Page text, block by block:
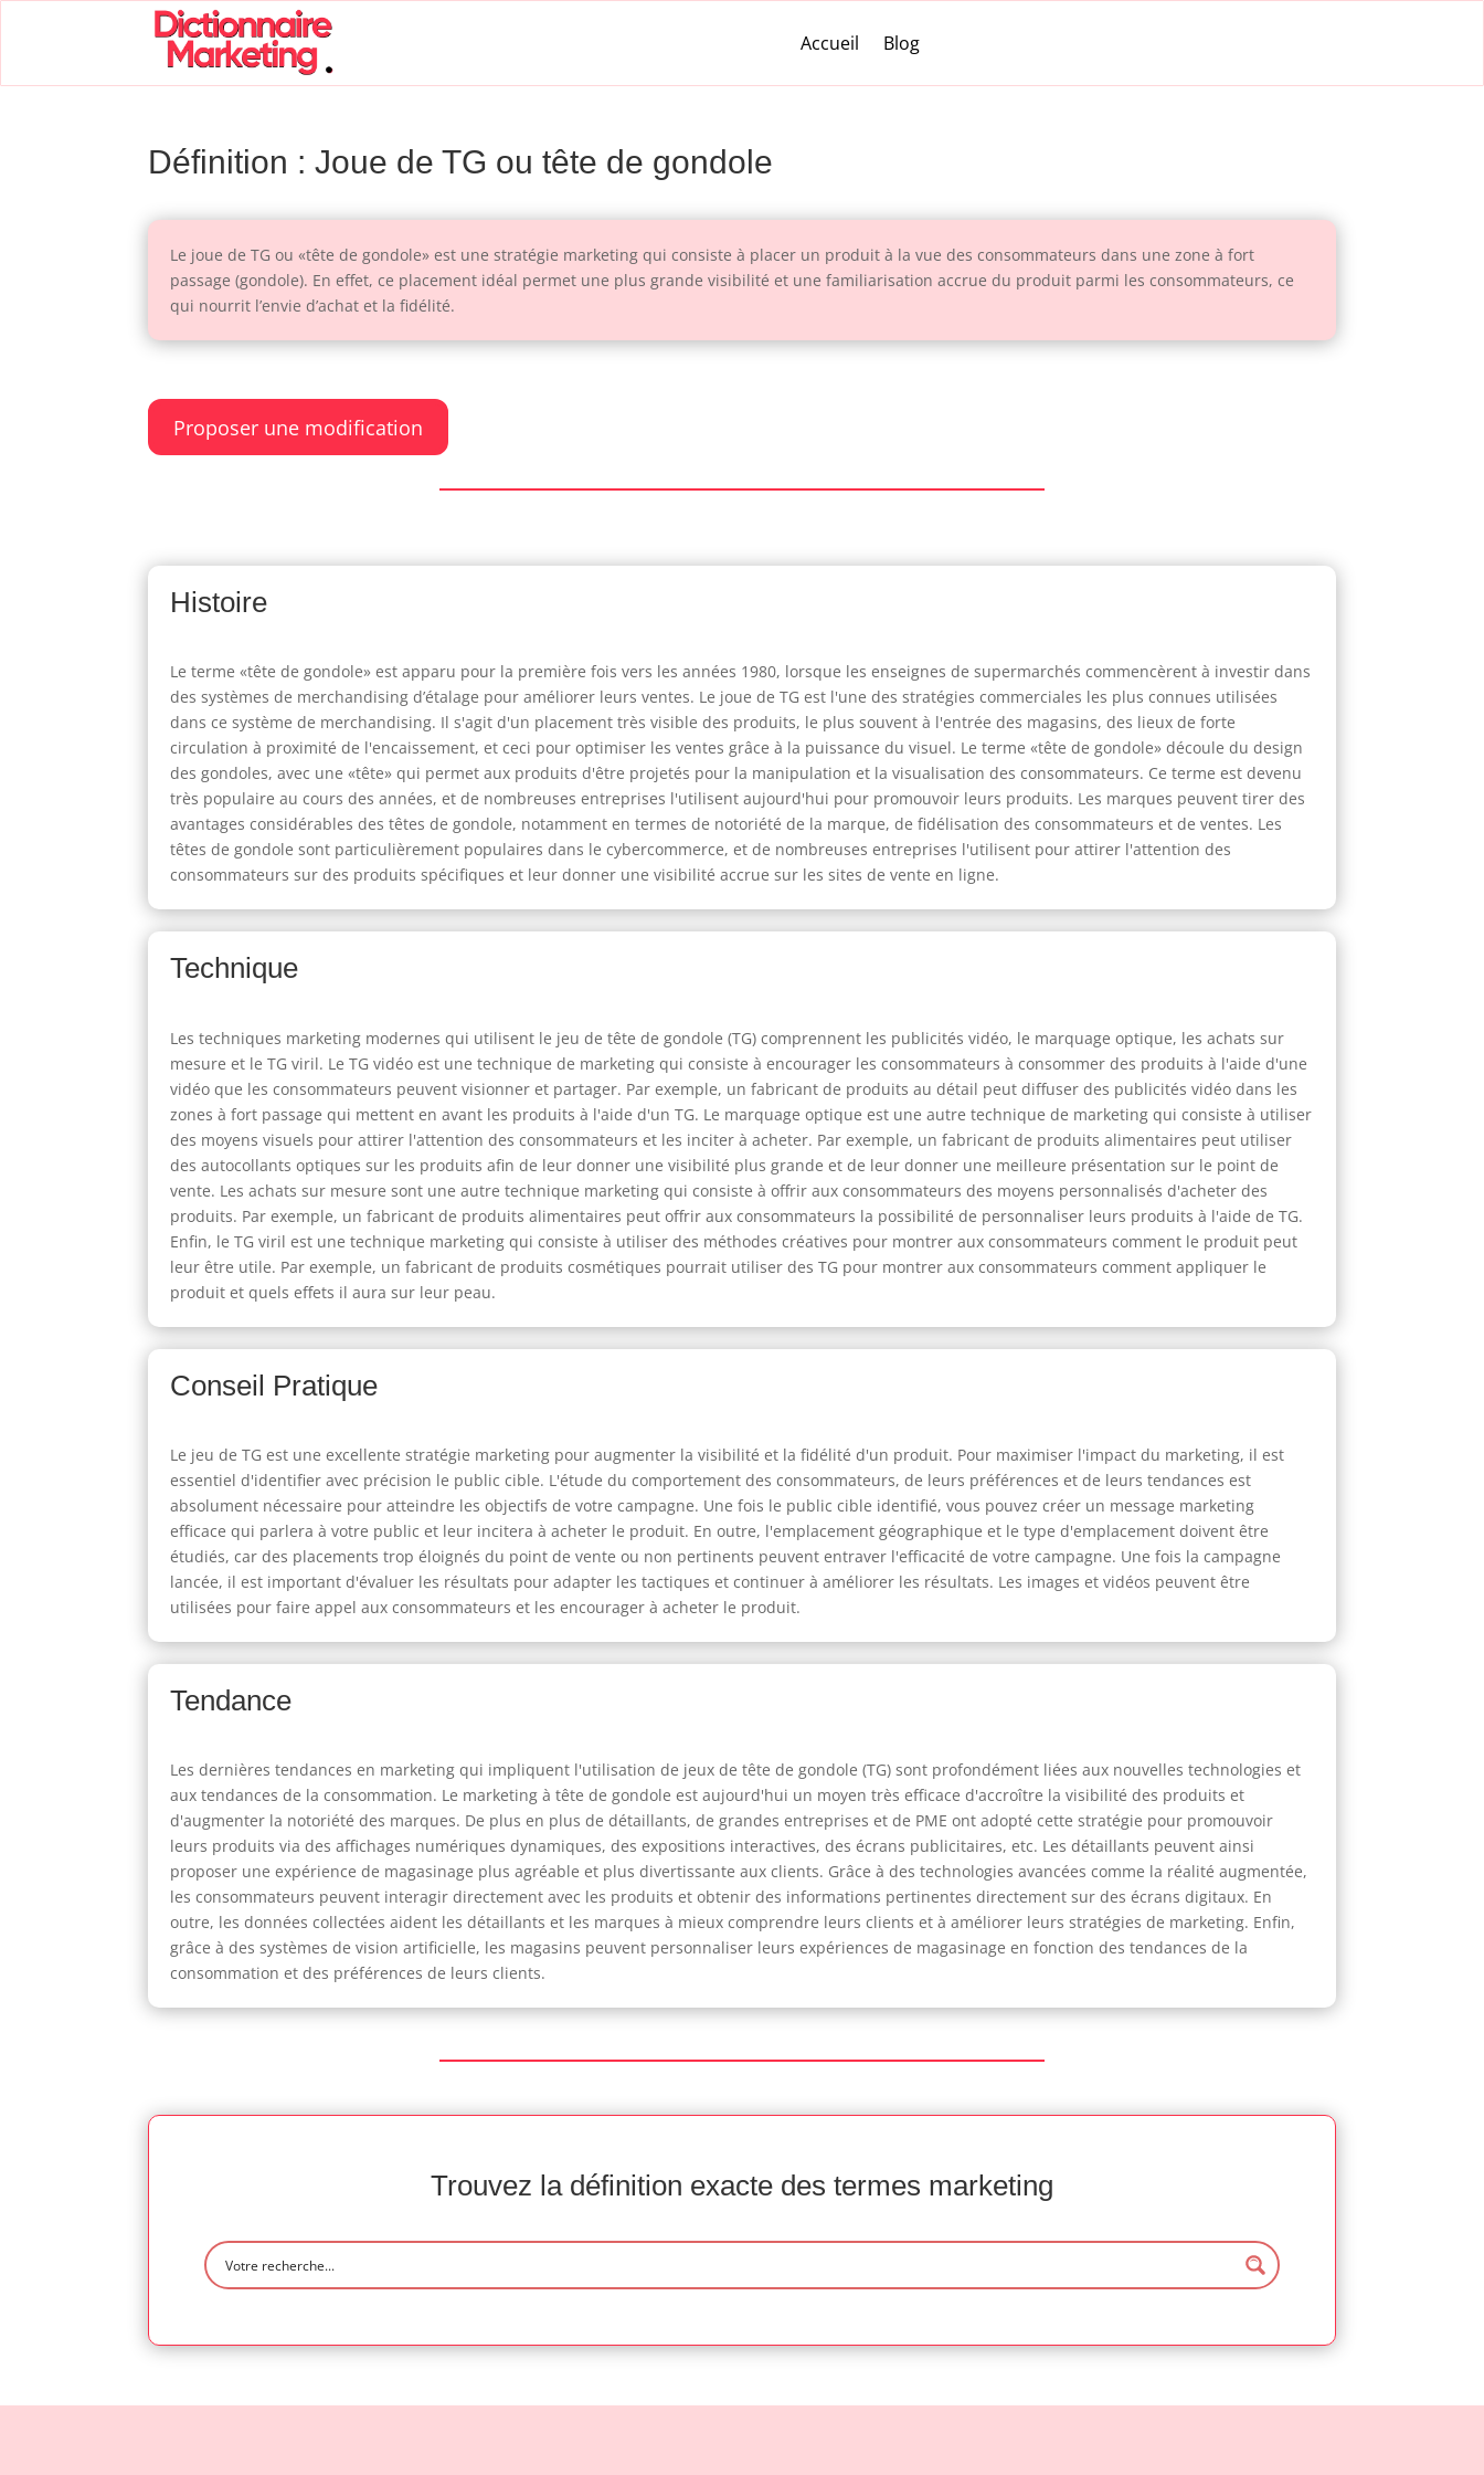
Accueil Blog
Définition : Joue de TG ou tête de gondole
Le joue de TG ou «tête de gondole» est une stratégie marketing qui consiste à placer un produit à la vue des consommateurs dans une zone à fort
passage (gondole). En effet, ce placement idéal permet une plus grande visibilité et une familiarisation accrue du produit parmi les consommateurs, ce
qui nourrit l’envie d’achat et la fidélité.
Proposer une modification
Histoire
Le terme «tête de gondole» est apparu pour la première fois vers les années 1980, lorsque les enseignes de supermarchés commencèrent à investir dans
des systèmes de merchandising d’étalage pour améliorer leurs ventes. Le joue de TG est l'une des stratégies commerciales les plus connues utilisées
dans ce système de merchandising. Il s'agit d'un placement très visible des produits, le plus souvent à l'entrée des magasins, des lieux de forte
circulation à proximité de l'encaissement, et ceci pour optimiser les ventes grâce à la puissance du visuel. Le terme «tête de gondole» découle du design
des gondoles, avec une «tête» qui permet aux produits d'être projetés pour la manipulation et la visualisation des consommateurs. Ce terme est devenu
très populaire au cours des années, et de nombreuses entreprises l'utilisent aujourd'hui pour promouvoir leurs produits. Les marques peuvent tirer des
avantages considérables des têtes de gondole, notamment en termes de notoriété de la marque, de fidélisation des consommateurs et de ventes. Les
têtes de gondole sont particulièrement populaires dans le cybercommerce, et de nombreuses entreprises l'utilisent pour attirer l'attention des
consommateurs sur des produits spécifiques et leur donner une visibilité accrue sur les sites de vente en ligne.
Technique
Les techniques marketing modernes qui utilisent le jeu de tête de gondole (TG) comprennent les publicités vidéo, le marquage optique, les achats sur
mesure et le TG viril. Le TG vidéo est une technique de marketing qui consiste à encourager les consommateurs à consommer des produits à l'aide d'une
vidéo que les consommateurs peuvent visionner et partager. Par exemple, un fabricant de produits au détail peut diffuser des publicités vidéo dans les
zones à fort passage qui mettent en avant les produits à l'aide d'un TG. Le marquage optique est une autre technique de marketing qui consiste à utiliser
des moyens visuels pour attirer l'attention des consommateurs et les inciter à acheter. Par exemple, un fabricant de produits alimentaires peut utiliser
des autocollants optiques sur les produits afin de leur donner une visibilité plus grande et de leur donner une meilleure présentation sur le point de
vente. Les achats sur mesure sont une autre technique marketing qui consiste à offrir aux consommateurs des moyens personnalisés d'acheter des
produits. Par exemple, un fabricant de produits alimentaires peut offrir aux consommateurs la possibilité de personnaliser leurs produits à l'aide de TG.
Enfin, le TG viril est une technique marketing qui consiste à utiliser des méthodes créatives pour montrer aux consommateurs comment le produit peut
leur être utile. Par exemple, un fabricant de produits cosmétiques pourrait utiliser des TG pour montrer aux consommateurs comment appliquer le
produit et quels effets il aura sur leur peau.
Conseil Pratique
Le jeu de TG est une excellente stratégie marketing pour augmenter la visibilité et la fidélité d'un produit. Pour maximiser l'impact du marketing, il est
essentiel d'identifier avec précision le public cible. L'étude du comportement des consommateurs, de leurs préférences et de leurs tendances est
absolument nécessaire pour atteindre les objectifs de votre campagne. Une fois le public cible identifié, vous pouvez créer un message marketing
efficace qui parlera à votre public et leur incitera à acheter le produit. En outre, l'emplacement géographique et le type d'emplacement doivent être
étudiés, car des placements trop éloignés du point de vente ou non pertinents peuvent entraver l'efficacité de votre campagne. Une fois la campagne
lancée, il est important d'évaluer les résultats pour adapter les tactiques et continuer à améliorer les résultats. Les images et vidéos peuvent être
utilisées pour faire appel aux consommateurs et les encourager à acheter le produit.
Tendance
Les dernières tendances en marketing qui impliquent l'utilisation de jeux de tête de gondole (TG) sont profondément liées aux nouvelles technologies et
aux tendances de la consommation. Le marketing à tête de gondole est aujourd'hui un moyen très efficace d'accroître la visibilité des produits et
d'augmenter la notoriété des marques. De plus en plus de détaillants, de grandes entreprises et de PME ont adopté cette stratégie pour promouvoir
leurs produits via des affichages numériques dynamiques, des expositions interactives, des écrans publicitaires, etc. Les détaillants peuvent ainsi
proposer une expérience de magasinage plus agréable et plus divertissante aux clients. Grâce à des technologies avancées comme la réalité augmentée,
les consommateurs peuvent interagir directement avec les produits et obtenir des informations pertinentes directement sur des écrans digitaux. En
outre, les données collectées aident les détaillants et les marques à mieux comprendre leurs clients et à améliorer leurs stratégies de marketing. Enfin,
grâce à des systèmes de vision artificielle, les magasins peuvent personnaliser leurs expériences de magasinage en fonction des tendances de la
consommation et des préférences de leurs clients.
Trouvez la définition exacte des termes marketing